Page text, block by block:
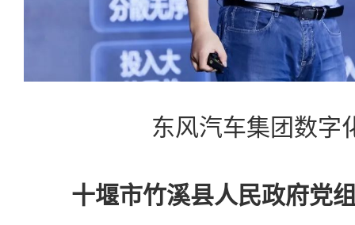
东风汽车集团数字
十堰市竹溪县人民政府党